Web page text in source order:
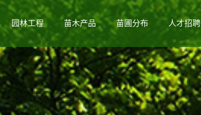
园林工程 苗木产品 苗圃分布 人才招聘